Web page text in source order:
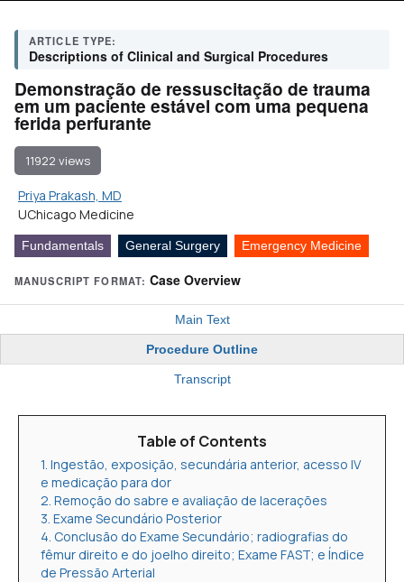
ARTICLE TYPE:
Descriptions of Clinical and Surgical Procedures
Demonstração de ressuscitação de trauma
em um paciente estável com uma pequena
ferida perfurante
11922 views
Priya Prakash, MD
UChicago Medicine
Fundamentals General Surgery Emergency Medicine
MANUSCRIPT FORMAT: Case Overview
Main Text
Procedure Outline
Transcript
Table of Contents
1. Ingestão, exposição, secundária anterior, acesso IV
e medicação para dor
2. Remoção do sabre e avaliação de lacerações
3. Exame Secundário Posterior
4. Conclusão do Exame Secundário; radiografias do
fêmur direito e do joelho direito; Exame FAST; e Índice
de Pressão Arterial